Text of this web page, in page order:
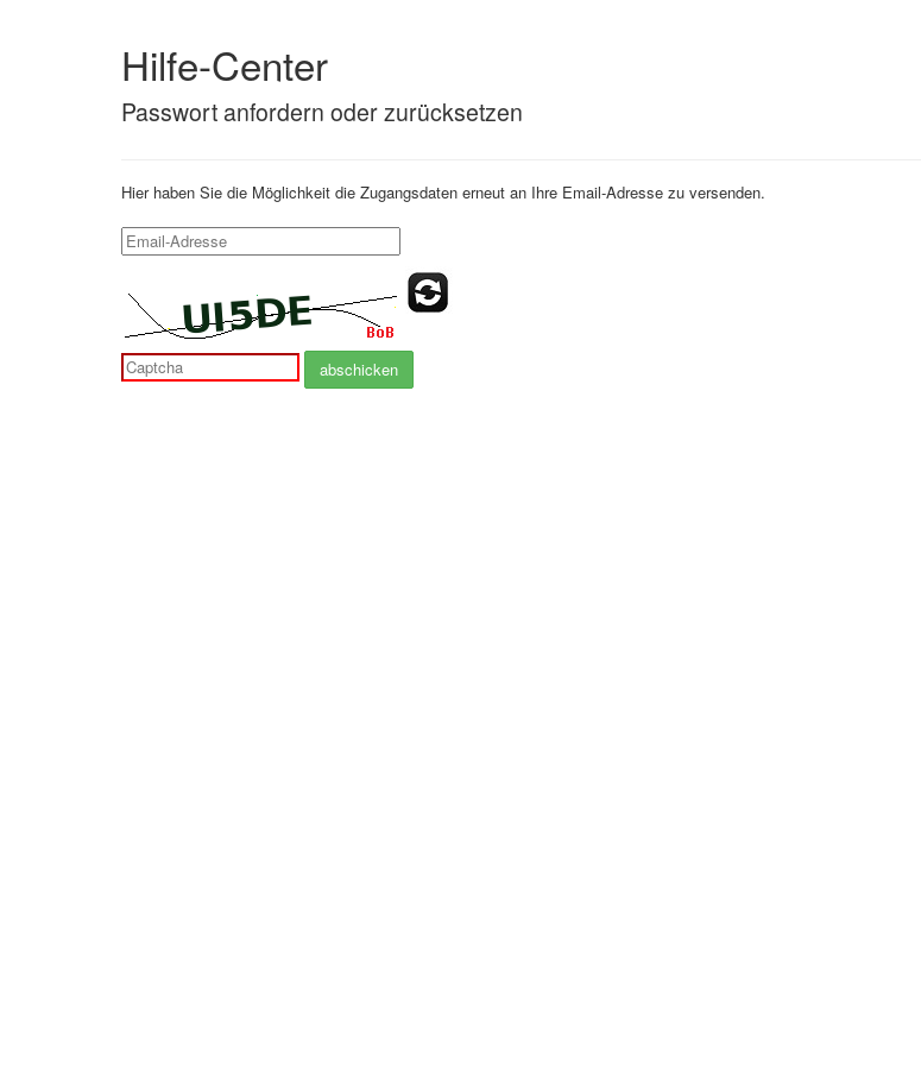
Hilfe-Center
Passwort anfordern oder zurücksetzen
Hier haben Sie die Möglichkeit die Zugangsdaten erneut an Ihre Email-Adresse zu versenden.